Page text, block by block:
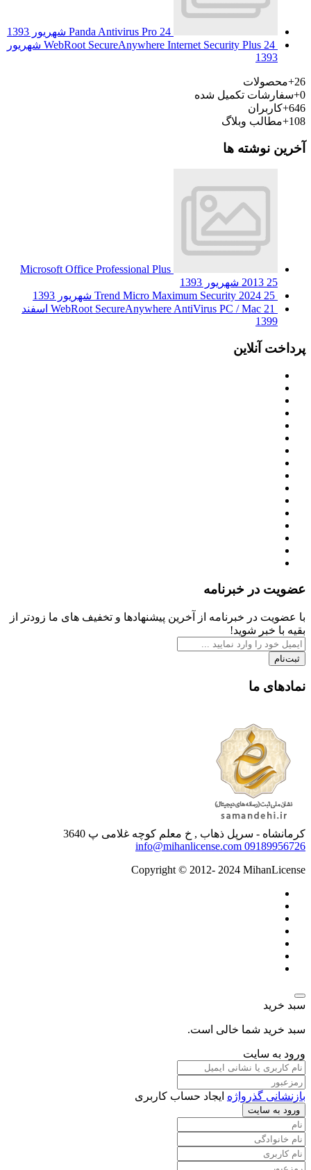
Panda Antivirus Pro 24 شهریور 1393
WebRoot SecureAnywhere Internet Security Plus 24 شهریور
1393
26+
محصولات
0+ سفارشات تکمیل شده
646+ کاربران
108+
مطالب وبلاگ
آخرین نوشته ها
Microsoft Office Professional Plus
2013 25 شهریور 1393
Trend Micro Maximum Security 2024 25 شهریور 1393
WebRoot SecureAnywhere AntiVirus PC / Mac 21 اسفند
1399
پرداخت آنلاین
عضویت در خبرنامه
با عضویت در خبرنامه از آخرین پیشنهادها و تخفیف های ما زودتر از
بقیه با خبر شوید!
ثبت‌نام
نمادهای ما
کرمانشاه - سرپل ذهاب , خ معلم کوچه غلامی پ 3640
09189956726
info@mihanlicense.com
Copyright © 2012- 2024 MihanLicense
سبد خرید
سبد خرید شما خالی است.
ورود به سایت
بازنشانی گذرواژه ایجاد حساب کاربری
ورود به سایت